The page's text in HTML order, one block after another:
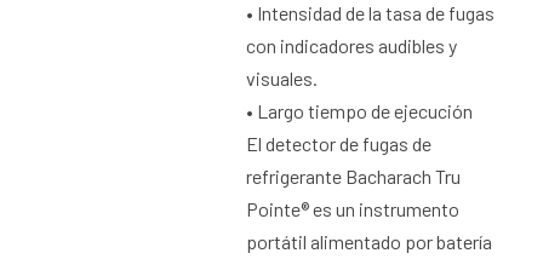
• Intensidad de la tasa de fugas
con indicadores audibles y
visuales.
• Largo tiempo de ejecución
El detector de fugas de
refrigerante Bacharach Tru
Pointe® es un instrumento
portátil alimentado por batería